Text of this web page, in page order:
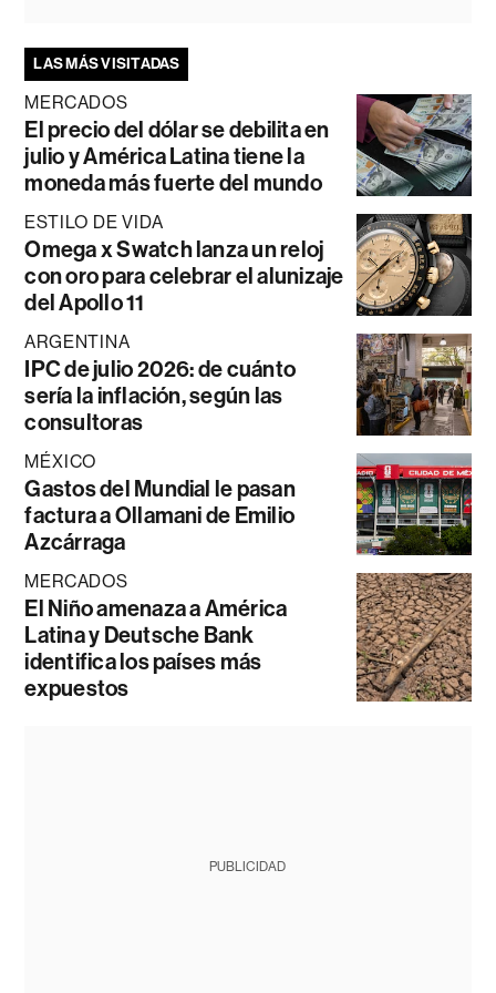
LAS MÁS VISITADAS
MERCADOS
El precio del dólar se debilita en
julio y América Latina tiene la
moneda más fuerte del mundo
ESTILO DE VIDA
Omega x Swatch lanza un reloj
con oro para celebrar el alunizaje
del Apollo 11
ARGENTINA
IPC de julio 2026: de cuánto
sería la inflación, según las
consultoras
MÉXICO
Gastos del Mundial le pasan
factura a Ollamani de Emilio
Azcárraga
MERCADOS
El Niño amenaza a América
Latina y Deutsche Bank
identifica los países más
expuestos
PUBLICIDAD